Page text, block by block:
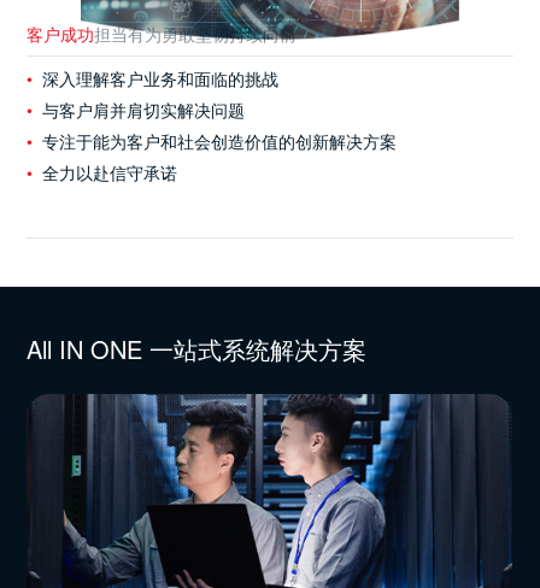
客户成功担当有为勇敢坚韧持续向前
深入理解客户业务和面临的挑战
与客户肩并肩切实解决问题
专注于能为客户和社会创造价值的创新解决方案
全力以赴信守承诺
All IN ONE 一站式系统解决方案